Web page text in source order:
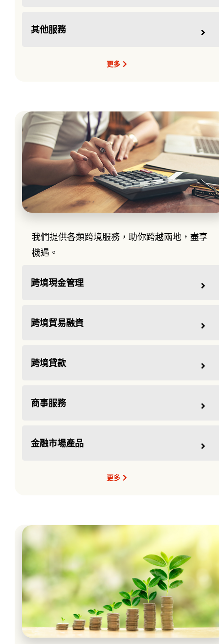
其他服務
更多
跨境銀行服務
我們提供各類跨境服務，助你跨越兩地，盡享
機遇。
跨境現金管理
跨境貿易融資
跨境貸款
商事服務
金融市場產品
更多
綠色金融產品及服務